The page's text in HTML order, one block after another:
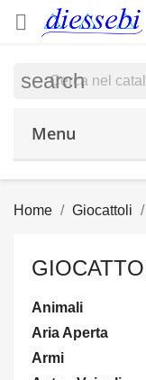

search
Menu
Home Giocattoli
Animali
Aria Aperta
Armi